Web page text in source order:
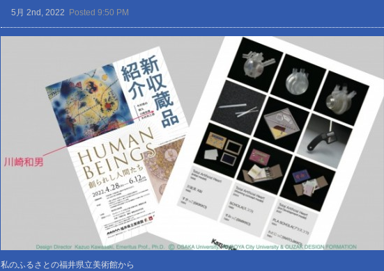
5月 2nd, 2022 Posted 9:50 PM
私のふるさとの福井県立美術館から